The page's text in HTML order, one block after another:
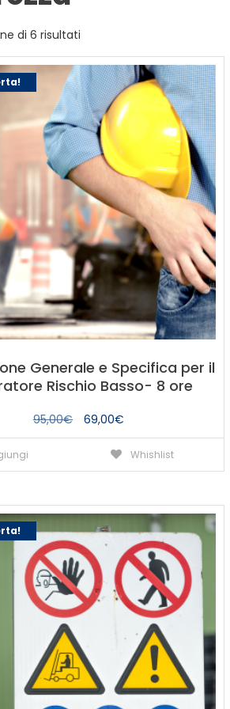
di 6 risultati
Generale e Specifica per il
Rischio Basso- 8 ore
95,00€
Il
prezzo
originale
69,00€
prezzo
attuale
Whishlist